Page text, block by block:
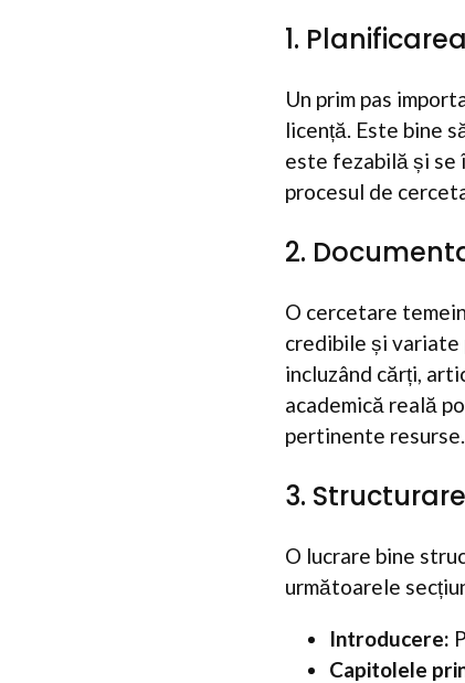
1.
Un prim pas
licență. Este bine
este fezabilă și se
procesul de
2.
O cercetare
credibile și variate
incluzând cărți,
academică reală
pertinente resurse.
3.
O lucrare bine
următoarele
Introducere:
Capitolele